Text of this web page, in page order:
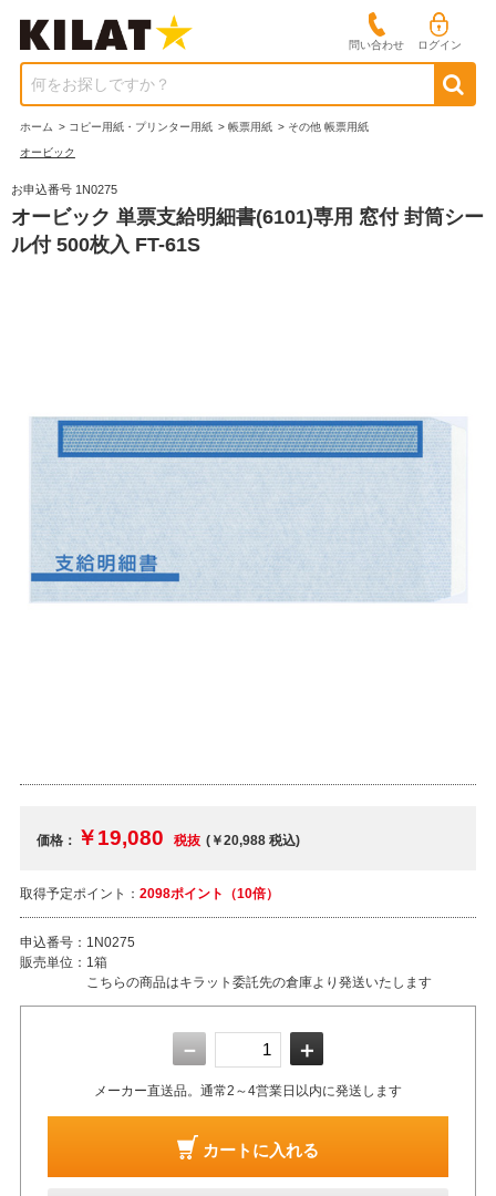
問い合わせ ログイン
何をお探しですか？
ホーム > コピー用紙・プリンター用紙 > 帳票用紙 > その他 帳票用紙
オービック
お申込番号 1N0275
オービック 単票支給明細書(6101)専用 窓付 封筒シー
ル付 500枚入 FT-61S
価格： ￥19,080 税抜 (￥20,988税込)
取得予定ポイント： 2098ポイント（10倍）
申込番号： 1N0275
販売単位： 1箱
こちらの商品はキラット委託先の倉庫より発送いたします
－ ＋
メーカー直送品。通常2～4営業日以内に発送します
カートに入れる